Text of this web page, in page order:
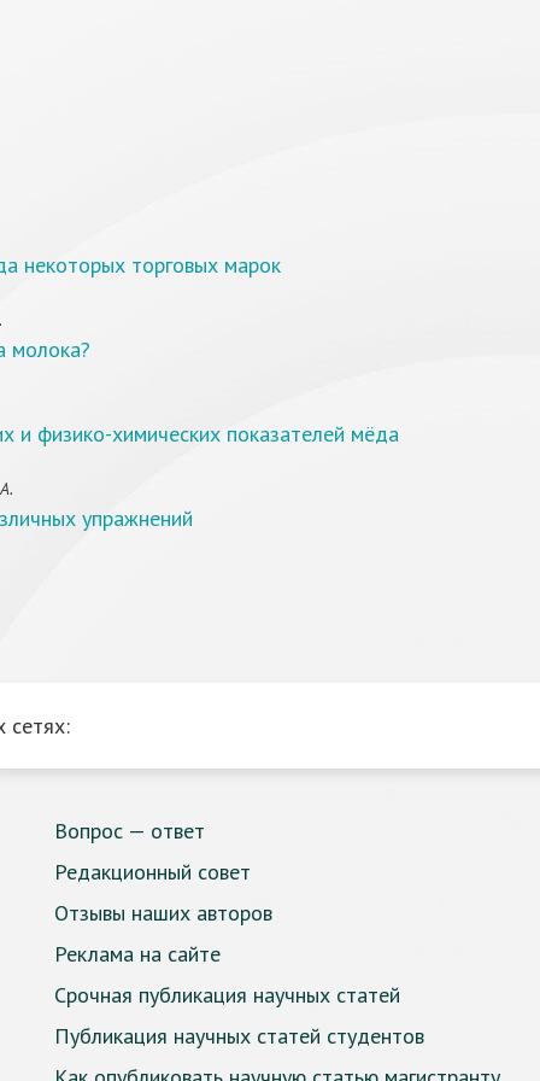
некоторых торговых марок
молока?
и физико-химических показателей мёда
упражнений
сетях:
Вопрос — ответ
Редакционный совет
Отзывы наших авторов
Реклама на сайте
Срочная публикация научных статей
Публикация научных статей студентов